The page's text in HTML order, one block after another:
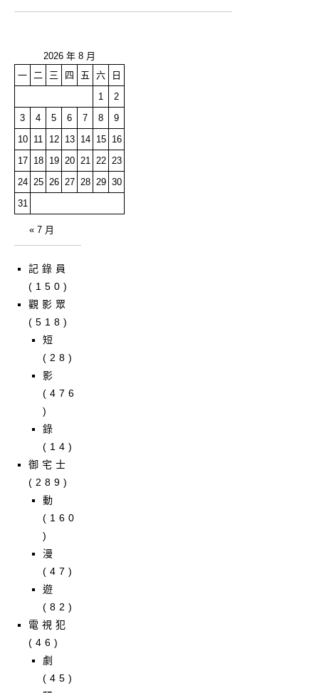
2026 年 8 月
一
二 三 四 五 六
日
1
2
3
4 5 6 7 8
9
10
11 12 13 14 15
16
17
18 19 20 21 22
23
24
25 26 27 28 29 30
31
« 7 月
記錄員
(150)
觀影眾
(518)
短
(28)
影
(476
)
錄
(14)
御宅士
(289)
動
(160
)
漫
(47)
遊
(82)
電視犯
(46)
劇
(45)